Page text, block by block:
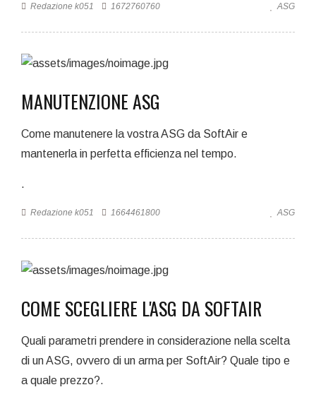
Redazione k051 1672760760 ASG
MANUTENZIONE ASG
Come manutenere la vostra ASG da SoftAir e
mantenerla in perfetta efficienza nel tempo.
.
Redazione k051 1664461800 ASG
COME SCEGLIERE L'ASG DA SOFTAIR
Quali parametri prendere in considerazione nella scelta
di un ASG, ovvero di un arma per SoftAir? Quale tipo e
a quale prezzo?.